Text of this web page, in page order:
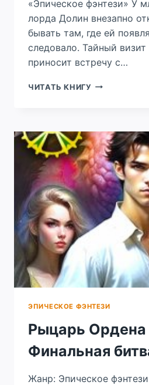
«Эпическое фэнтези» У
лорда Долин внезапно
бывать там, где ей
следовало. Тайный визит
приносит встречу с…
ЧИТАТЬ КНИГУ ПОД
ЭПИЧЕСКОЕ ФЭНТЕЗИ
Рыцарь Ордена
Финальная
Жанр: Эпическое